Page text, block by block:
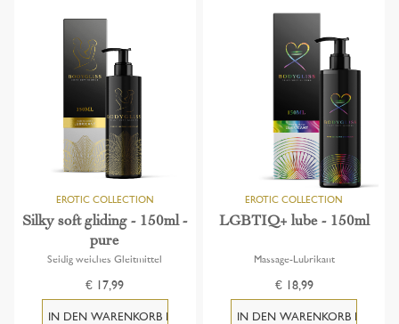
Silky soft gliding - 150ml -
pure
Seidig weiches Gleitmittel
€ 17,99
LGBTIQ+ lube - 150ml
Massage-Lubrikant
€ 18,99